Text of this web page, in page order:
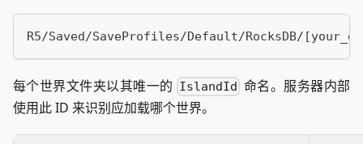
R5/Saved/SaveProfiles/Default/RocksDB/
每个世界文件夹以其唯一的 IslandId 命名。服务器内部
使用此 ID 来识别应加载哪个世界。